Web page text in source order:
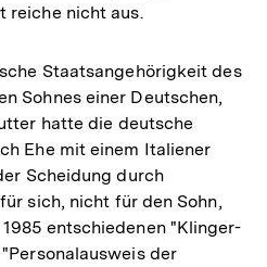
reiche nicht aus.
Staatsangehörigkeit des
Sohnes einer Deutschen,
hatte die deutsche
Ehe mit einem Italiener
Scheidung durch
sich, nicht für den Sohn,
entschiedenen "Klinger-
der